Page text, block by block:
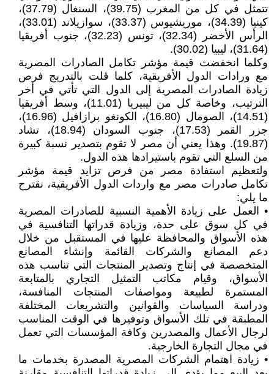
تتمثل في كل من المغرب (39.75)، السنغال (37.79)،
كينيا (34.39)، موريشيوس (33.37)، سوازيلاند (33.01)،
الرأس الأخضر (32.34)، تونس (32.23)، جنوب أفريقيا
(31.64)، ليبيا (30.02).
وكلما انخفضت قيمة مؤشر تكامل الصادرات المصرية
مع ورادات الدول الأفريقية، كلما قلت بالتدريج فرص
زيادة الصادرات المصرية إلى الدول التي تأتي في أخر
الترتيب، وخاصة كل من ليبيريا (11.01)، وسط أفريقيا
(14.51)، الصومال (16.80)، الكونغو برازافيل (16.96)،
جزر القمر (17.53)، جنوب السودان (18.94)، تشاد
(19.87). وهذا يعني أن مصر لا تقوم بتصدير نسبة كبيرة
من السلع التي تقوم باستيرادها هذه الدول.
ولتعظيم استفادة مصر من فرص تزايد قيمة مؤشر
تكامل صادرات مصر مع واردات الدول الأفريقية، نقترح
ما يلي:
• العمل على زيادة الأهمية النسبية للصادرات المصرية
في كل سوق على حدة، وزيادة قدراتها التنافسية في
هذه الأسواق والمحافظة عليها في المستقبل من خلال
دعم المصانع والشركات القائمة وإنشاء المصانع
المتخصصة في إنتاج وتصدير المنتجات التي تناسب هذه
الأسواق، وقيام مكاتب التمثيل التجاري بالمتابعة
المستمرة لطبيعة ومواصفات المنتجات المنافسة،
ودراسة السياسات والقوانين والتشريعات المختلفة
المطبقة في تلك الأسواق وتوفيرها في الوقت المناسب
لرجال الأعمال والمصدرين وكافة المؤسسات التي تعمل
في مجال التجارة الخارجية.
• زيادة اهتمام الشركات المصرية المصدرة بخدمات ما